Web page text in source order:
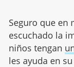
Seguro que en
escuchado la
niños tengan
les ayuda en